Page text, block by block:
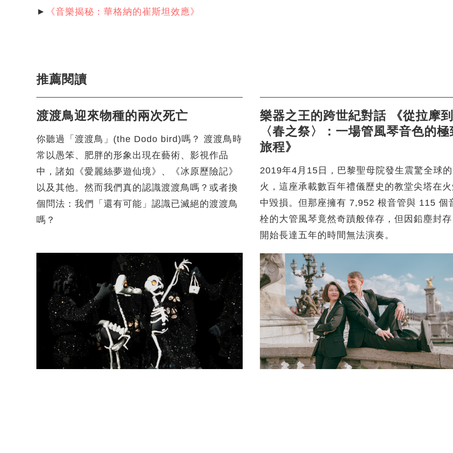
►
《音樂揭秘：華格納的崔斯坦效應》
推薦閱讀
渡渡鳥迎來物種的兩次死亡
你聽過「渡渡鳥」(the Dodo bird)嗎？ 渡渡鳥時
常以愚笨、肥胖的形象出現在藝術、影視作品
中，諸如《愛麗絲夢遊仙境》、《冰原歷險記》
以及其他。然而我們真的認識渡渡鳥嗎？或者換
個問法：我們「還有可能」認識已滅絕的渡渡鳥
嗎？
樂器之王的跨世紀對話 《從拉摩到
〈春之祭〉：一場管風琴音色的極
旅程》
2019年4月15日，巴黎聖母院發生震驚全球
火，這座承載數百年禮儀歷史的教堂尖塔在火
中毀損。但那座擁有 7,952 根音管與 115 個
栓的大管風琴竟然奇蹟般倖存，但因鉛塵封存
開始長達五年的時間無法演奏。